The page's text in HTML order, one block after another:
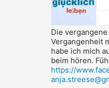
Die
Vergangenheit
habe ich mich
beim hören.
https://